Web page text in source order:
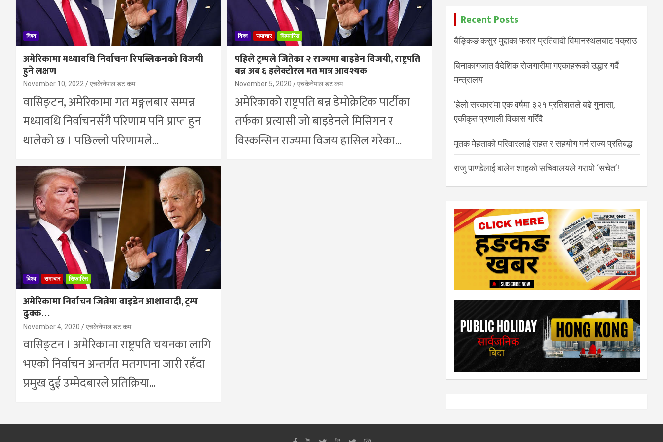
विश्व
अमेरिकामा मध्यावधि निर्वाचनः रिपब्लिकनको विजयी
हुने लक्षण
November 10, 2022 एचकेनेपाल डट कम
वासिङ्टन, अमेरिकामा गत मङ्गलबार सम्पन्न
मध्यावधि निर्वाचनसँगै परिणाम पनि प्राप्त हुन
थालेको छ । पछिल्लो परिणामले…
विश्व समाचार सिफारिस
पहिले ट्रम्पले जितेका २ राज्यमा बाइडेन विजयी, राष्ट्रपति
बन्न अब ६ इलेक्टोरल मत मात्र आवश्यक
November 5, 2020 एचकेनेपाल डट कम
अमेरिकाको राष्ट्रपति बन्न डेमोक्रेटिक पार्टीका
तर्फका प्रत्यासी जो बाइडेनले मिसिगन र
विस्कन्सिन राज्यमा विजय हासिल गरेका…
विश्व समाचार सिफारिस
अमेरिकामा निर्वाचन जित्नेमा वाइडेन आशावादी, ट्रम्प
ढुक्क…
November 4, 2020 एचकेनेपाल डट कम
वासिङ्टन । अमेरिकामा राष्ट्रपति चयनका लागि
भएको निर्वाचन अन्तर्गत मतगणना जारी रहँदा
प्रमुख दुई उम्मेदबारले प्रतिक्रिया…
Recent Posts
बैङ्किङ कसुर मुद्दाका फरार प्रतिवादी विमानस्थलबाट पक्राउ
बिनाकागजात वैदेशिक रोजगारीमा गएकाहरूको उद्धार गर्दै
मन्त्रालय
‘हेलो सरकार’मा एक वर्षमा ३२१ प्रतिशतले बढे गुनासा,
एकीकृत प्रणाली विकास गरिँदै
मृतक मेहताको परिवारलाई राहत र सहयोग गर्न राज्य प्रतिबद्ध
राजु पाण्डेलाई बालेन शाहको सचिवालयले गरायो ‘सचेत’!